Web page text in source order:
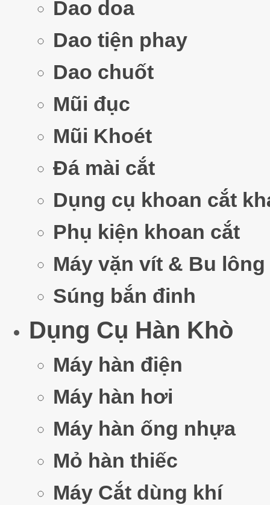
Dao doa
Dao tiện phay
Dao chuốt
Mũi đục
Mũi Khoét
Đá mài cắt
Dụng cụ khoan cắt
Phụ kiện khoan cắt
Máy vặn vít & Bu lông
Súng bắn đinh
Dụng Cụ Hàn Khò
Máy hàn điện
Máy hàn hơi
Máy hàn ống nhựa
Mỏ hàn thiếc
Máy Cắt dùng khí